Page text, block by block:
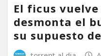
El ficus
desmonta el
su supuesto